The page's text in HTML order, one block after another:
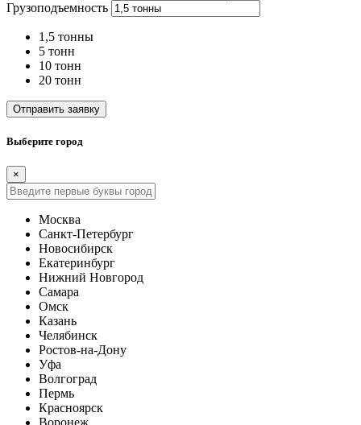
Грузоподъемность
1,5 тонны
5 тонн
10 тонн
20 тонн
Отправить заявку
Выберите город
×
Москва
Санкт-Петербург
Новосибирск
Екатеринбург
Нижний Новгород
Самара
Омск
Казань
Челябинск
Ростов-на-Дону
Уфа
Волгоград
Пермь
Красноярск